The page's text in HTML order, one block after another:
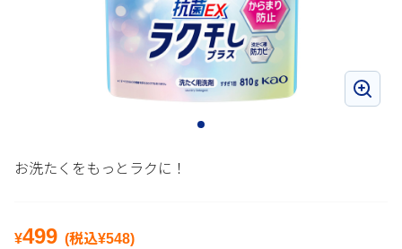
お洗たくをもっとラクに！
¥499 (税込¥548)